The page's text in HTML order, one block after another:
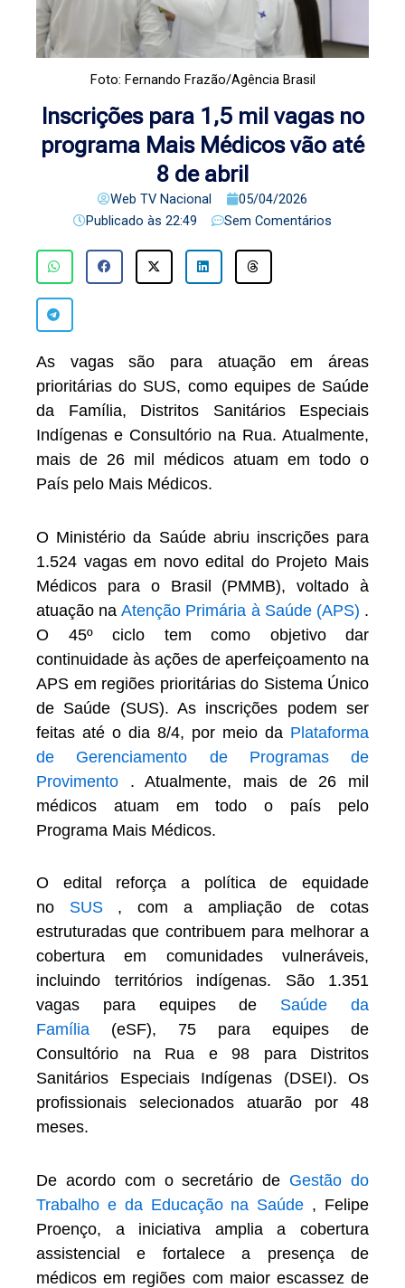
Foto: Fernando Frazão/Agência Brasil
Inscrições para 1,5 mil vagas no
programa Mais Médicos vão até
8 de abril
Web TV Nacional
05/04/2026
Publicado às 22:49 Sem Comentários
As vagas são para atuação em áreas
prioritárias do SUS, como equipes de Saúde
da Família, Distritos Sanitários Especiais
Indígenas e Consultório na Rua. Atualmente,
mais de 26 mil médicos atuam em todo o
País pelo Mais Médicos.
O Ministério da Saúde abriu inscrições para
1.524 vagas em novo edital do Projeto Mais
Médicos para o Brasil (PMMB), voltado à
atuação naAtenção Primária à Saúde (APS) .
O 45º ciclo tem como objetivo dar
continuidade às ações de aperfeiçoamento na
APS em regiões prioritárias do Sistema Único
de Saúde (SUS). As inscrições podem ser
feitas até o dia 8/4, por meio da Plataforma
de Gerenciamento de Programas de
Provimento . Atualmente, mais de 26 mil
médicos atuam em todo o país pelo
Programa Mais Médicos.
O edital reforça a política de equidade
no SUS , com a ampliação de cotas
estruturadas que contribuem para melhorar a
cobertura em comunidades vulneráveis,
incluindo territórios indígenas. São 1.351
vagas para equipes de Saúde da
Família (eSF), 75 para equipes de
Consultório na Rua e 98 para Distritos
Sanitários Especiais Indígenas (DSEI). Os
profissionais selecionados atuarão por 48
meses.
De acordo com o secretário de Gestão do
Trabalho e da Educação na Saúde , Felipe
Proenço, a iniciativa amplia a cobertura
assistencial e fortalece a presença de
médicos em regiões com maior escassez de